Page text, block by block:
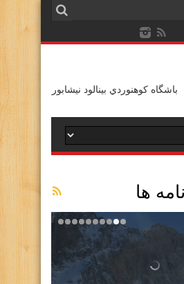
باشگاه كوهنوردي بينالود نيشابور
ها